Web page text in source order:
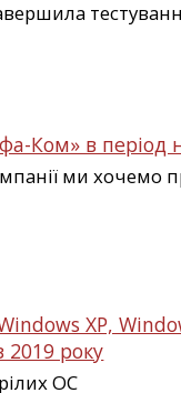
Ком» в період
ми хочемо
XP,
2019 року
ОС